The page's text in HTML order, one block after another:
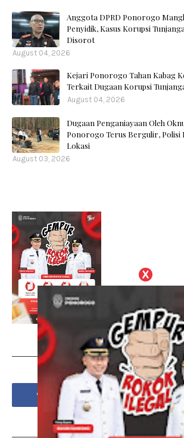
Anggota DPRD Ponorogo
Penyidik, Kasus Korupsi
Disorot
August 04, 2026
Kejari Ponorogo Tahan Kabag
Terkait Dugaan Korupsi
August 04, 2026
Dugaan Penganiayaan Oleh
Ponorogo Terus Bergulir, Polisi
Lokasi
August 03, 2026
Social Plugin